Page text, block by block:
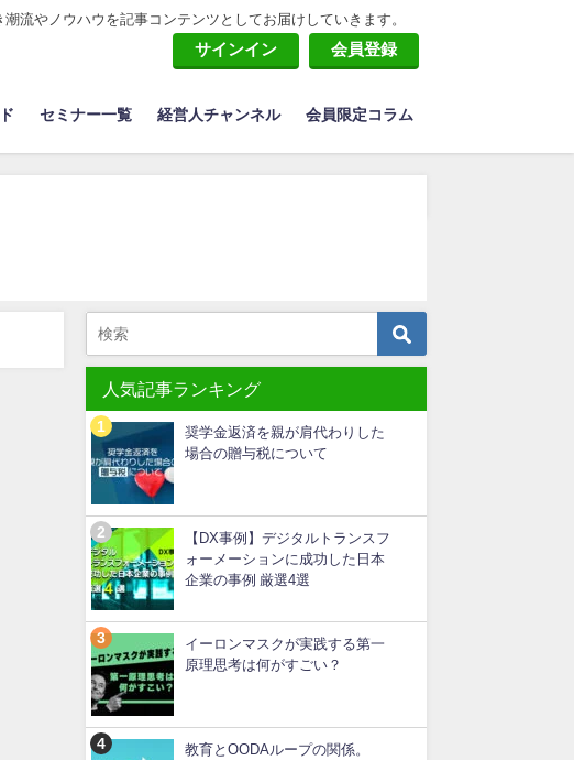
流やノウハウを記事コンテンツとしてお届けしていきます。
サインイン 会員登録
セミナー一覧 経営人チャンネル 会員限定コラム
人気記事ランキング
奨学金返済を親が肩代わりした
場合の贈与税について
【DX事例】デジタルトランスフ
ォーメーションに成功した日本
企業の事例 厳選4選
イーロンマスクが実践する第一
原理思考は何がすごい？
教育とOODAループの関係。